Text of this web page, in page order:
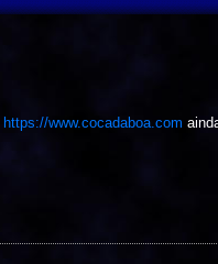
https://www.cocadaboa.com